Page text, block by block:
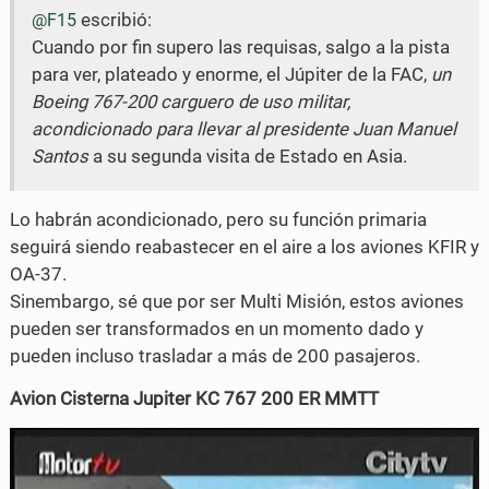
o
o
n
T
i
t
e
r
@F15escribió:
Cuando por fin supero las requisas, salgo a la pista
para ver, plateado y enorme, el Júpiter de la FAC, un
Boeing 767-200 carguero de uso militar,
acondicionado para llevar al presidente Juan Manuel
Santosa su segunda visita de Estado en Asia.
Lo habrán acondicionado, pero su función primaria
seguirá siendo reabastecer en el aire a los aviones KFIR y
OA-37.
Sinembargo, sé que por ser Multi Misión, estos aviones
pueden ser transformados en un momento dado y
pueden incluso trasladar a más de 200 pasajeros.
Avion Cisterna Jupiter KC 767 200 ER MMTT